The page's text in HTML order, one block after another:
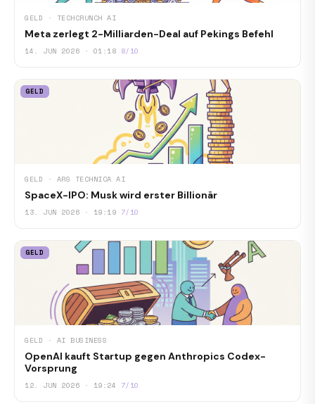
GELD · TECHCRUNCH AI
Meta zerlegt 2-Milliarden-Deal auf Pekings Befehl
14. JUN 2026 · 01:18 8/10
GELD
GELD · ARS TECHNICA AI
SpaceX-IPO: Musk wird erster Billionär
13. JUN 2026 · 19:19 7/10
GELD
GELD · AI BUSINESS
OpenAI kauft Startup gegen Anthropics Codex-
Vorsprung
12. JUN 2026 · 19:24 7/10